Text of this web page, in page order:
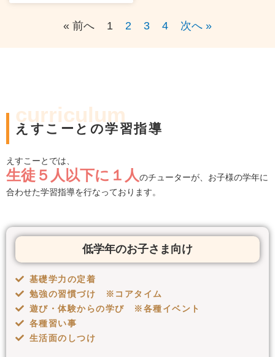
« 前へ 1 2 3 4 次へ »
curriculum
えすこーとの学習指導
えすこーとでは、
生徒５人以下に１人のチューターが、お子様の学年に
合わせた学習指導を行なっております。
低学年のお子さま向け
基礎学力の定着
勉強の習慣づけ ※コアタイム
遊び・体験からの学び ※各種イベント
各種習い事
生活面のしつけ